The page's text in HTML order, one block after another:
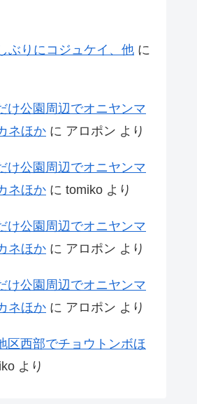
りにコジュケイ、他 に
け公園周辺でオニヤンマ
ネほか に アロポン より
け公園周辺でオニヤンマ
ネほか に tomiko より
け公園周辺でオニヤンマ
ネほか に アロポン より
け公園周辺でオニヤンマ
ネほか に アロポン より
区西部でチョウトンボほ
より